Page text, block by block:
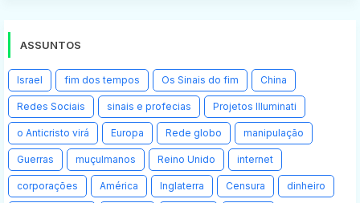
ASSUNTOS
Israel fim dos tempos Os Sinais do fim China
Redes Sociais sinais e profecias Projetos Illuminati
o Anticristo virá Europa Rede globo manipulação
Guerras muçulmanos Reino Unido internet
corporações América Inglaterra Censura dinheiro